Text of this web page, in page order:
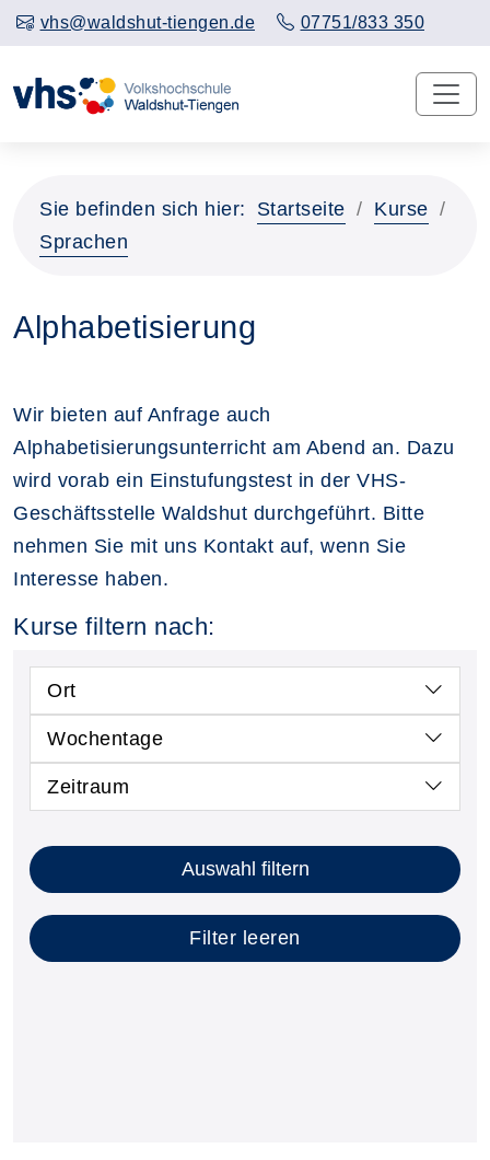
vhs@waldshut-tiengen.de 07751/833 350
Sie befinden sich hier: Startseite
Kurse
Sprachen
Alphabetisierung
Wir bieten auf Anfrage auch
Alphabetisierungsunterricht am Abend an. Dazu
wird vorab ein Einstufungstest in der VHS-
Geschäftsstelle Waldshut durchgeführt. Bitte
nehmen Sie mit uns Kontakt auf, wenn Sie
Interesse haben.
Kurse filtern nach:
Ort
Wochentage
Zeitraum
Kursstatus auswählen
Nur neue Kurse anzeigen
Kurse mit freien Plätzen anzeigen
Auswahl filtern
Filter leeren